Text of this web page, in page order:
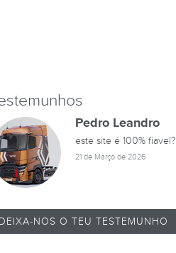
Pedro Leandro
este site é 100% fiavel?
21 de Março de 2026
DEIXA-NOS O TEU TESTEMUNHO